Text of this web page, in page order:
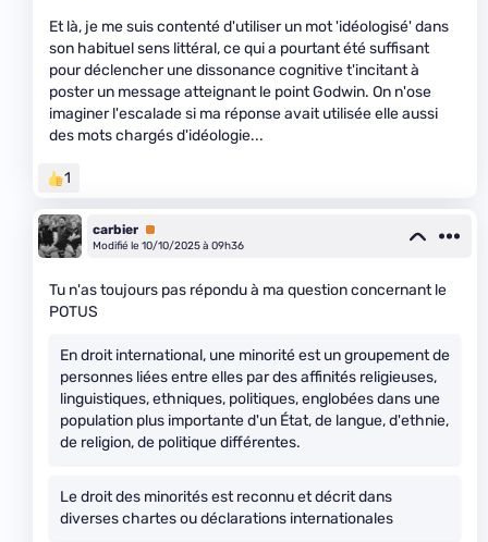
Et là, je me suis contenté d'utiliser un mot 'idéologisé' dans
son habituel sens littéral, ce qui a pourtant été suffisant
pour déclencher une dissonance cognitive t'incitant à
poster un message atteignant le point Godwin. On n'ose
imaginer l'escalade si ma réponse avait utilisée elle aussi
des mots chargés d'idéologie...
1
carbier Premium
Modifié le 10/10/2025 à 09h36
Tu n'as toujours pas répondu à ma question concernant le
POTUS
En droit international, une minorité est un groupement de
personnes liées entre elles par des affinités religieuses,
linguistiques, ethniques, politiques, englobées dans une
population plus importante d'un État, de langue, d'ethnie,
de religion, de politique différentes.
Le droit des minorités est reconnu et décrit dans
diverses chartes ou déclarations internationales